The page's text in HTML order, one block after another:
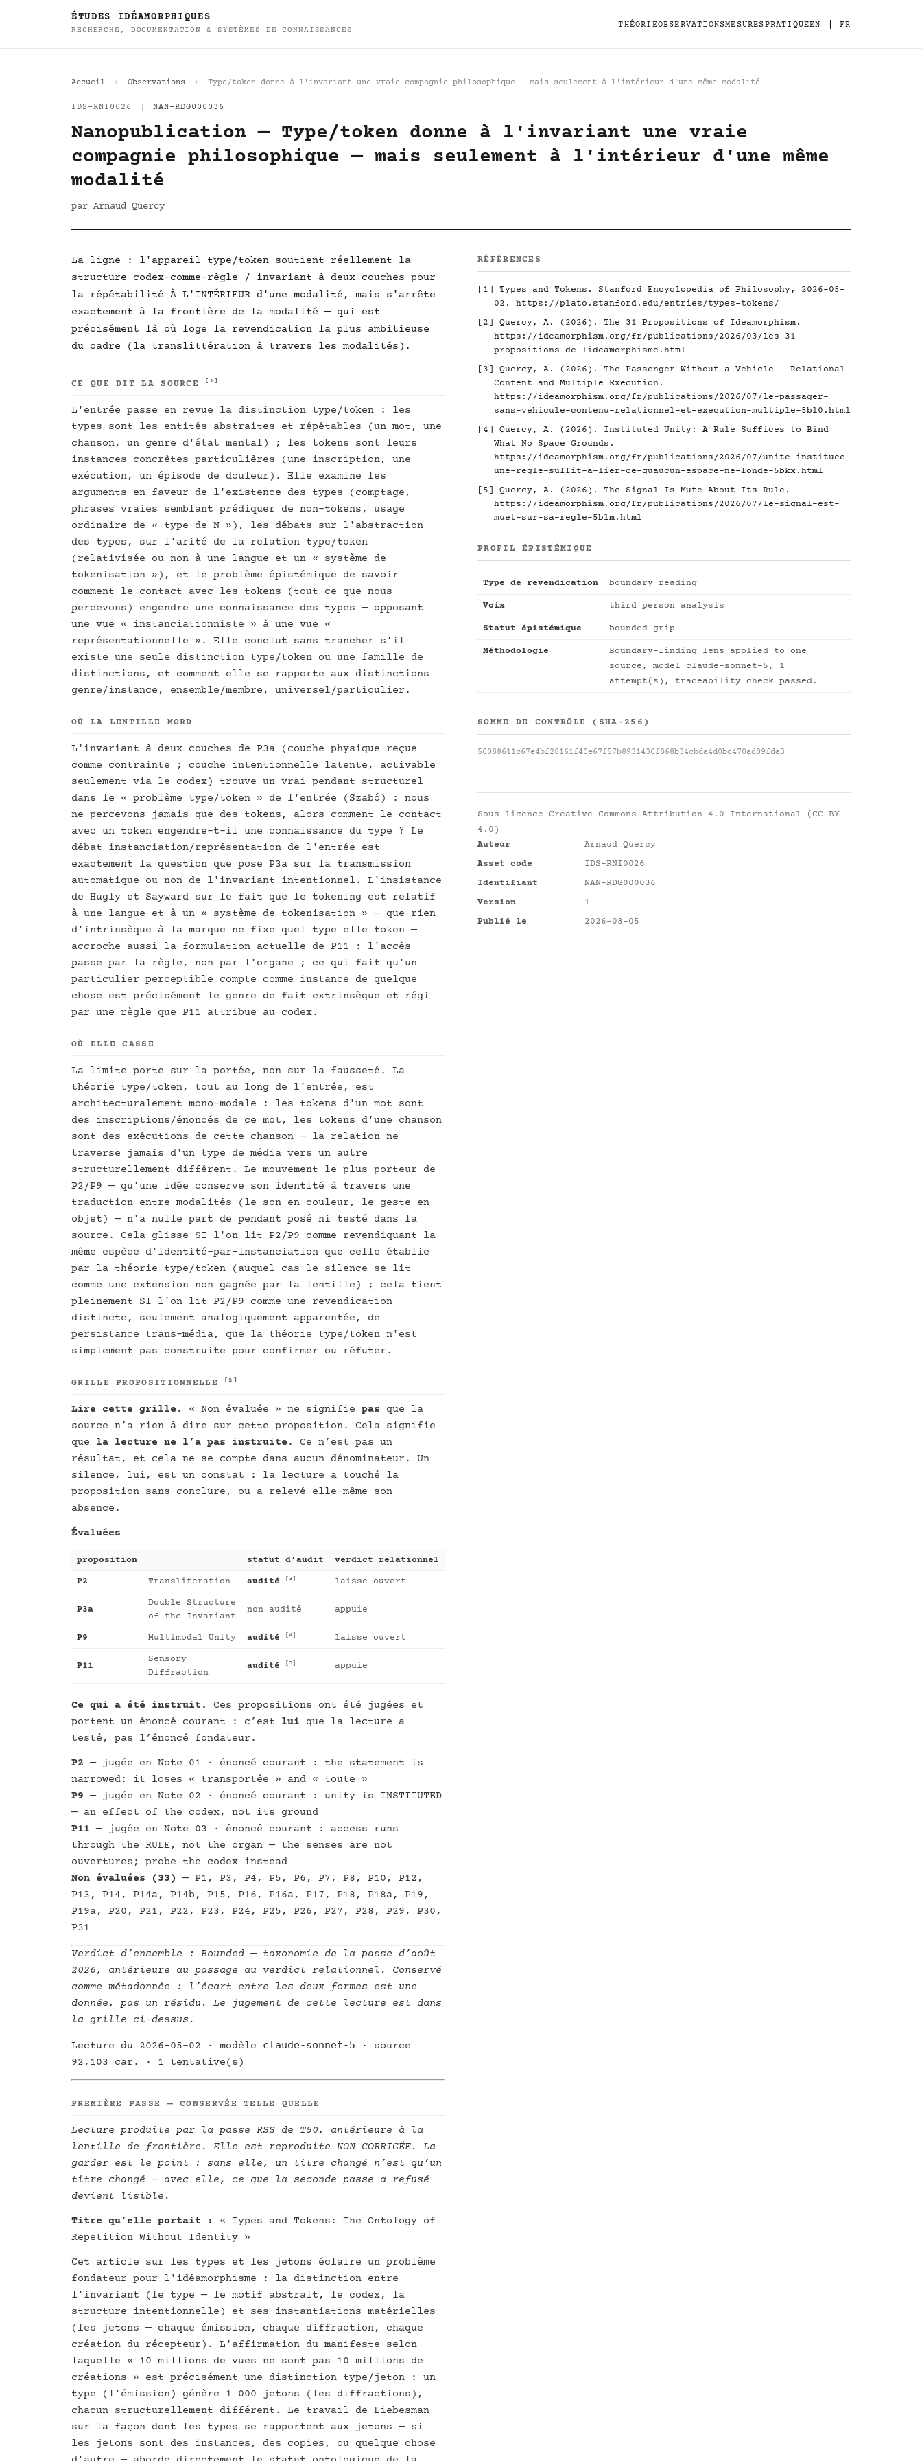
ÉTUDES IDÉAMORPHIQUES
RECHERCHE, DOCUMENTATION & SYSTÈMES DE CONNAISSANCES
THÉORIEOBSERVATIONSMESURESPRATIQUEEN FR
Accueil Observations Type/token donne à l'invariant une vraie compagnie philosophique — mais seulement à l'intérieur d'une même modalité
IDS-RNI0026 NAN-RDG000036
Nanopublication — Type/token donne à l'invariant une vraie
compagnie philosophique — mais seulement à l'intérieur d'une même
modalité
par Arnaud Quercy
La ligne : l'appareil type/token soutient réellement la
structure codex-comme-règle / invariant à deux couches pour
la répétabilité À L'INTÉRIEUR d'une modalité, mais s'arrête
exactement à la frontière de la modalité — qui est
précisément là où loge la revendication la plus ambitieuse
du cadre (la translittération à travers les modalités).
CE QUE DIT LA SOURCE [1]
L'entrée passe en revue la distinction type/token : les
types sont les entités abstraites et répétables (un mot, une
chanson, un genre d'état mental) ; les tokens sont leurs
instances concrètes particulières (une inscription, une
exécution, un épisode de douleur). Elle examine les
arguments en faveur de l'existence des types (comptage,
phrases vraies semblant prédiquer de non-tokens, usage
ordinaire de « type de N »), les débats sur l'abstraction
des types, sur l'arité de la relation type/token
(relativisée ou non à une langue et un « système de
tokenisation »), et le problème épistémique de savoir
comment le contact avec les tokens (tout ce que nous
percevons) engendre une connaissance des types — opposant
une vue « instanciationniste » à une vue «
représentationnelle ». Elle conclut sans trancher s'il
existe une seule distinction type/token ou une famille de
distinctions, et comment elle se rapporte aux distinctions
genre/instance, ensemble/membre, universel/particulier.
OÙ LA LENTILLE MORD
L'invariant à deux couches de P3a (couche physique reçue
comme contrainte ; couche intentionnelle latente, activable
seulement via le codex) trouve un vrai pendant structurel
dans le « problème type/token » de l'entrée (Szabó) : nous
ne percevons jamais que des tokens, alors comment le contact
avec un token engendre-t-il une connaissance du type ? Le
débat instanciation/représentation de l'entrée est
exactement la question que pose P3a sur la transmission
automatique ou non de l'invariant intentionnel. L'insistance
de Hugly et Sayward sur le fait que le tokening est relatif
à une langue et à un « système de tokenisation » — que rien
d'intrinsèque à la marque ne fixe quel type elle token —
accroche aussi la formulation actuelle de P11 : l'accès
passe par la règle, non par l'organe ; ce qui fait qu'un
particulier perceptible compte comme instance de quelque
chose est précisément le genre de fait extrinsèque et régi
par une règle que P11 attribue au codex.
OÙ ELLE CASSE
La limite porte sur la portée, non sur la fausseté. La
théorie type/token, tout au long de l'entrée, est
architecturalement mono-modale : les tokens d'un mot sont
des inscriptions/énoncés de ce mot, les tokens d'une chanson
sont des exécutions de cette chanson — la relation ne
traverse jamais d'un type de média vers un autre
structurellement différent. Le mouvement le plus porteur de
P2/P9 — qu'une idée conserve son identité à travers une
traduction entre modalités (le son en couleur, le geste en
objet) — n'a nulle part de pendant posé ni testé dans la
source. Cela glisse SI l'on lit P2/P9 comme revendiquant la
même espèce d'identité-par-instanciation que celle établie
par la théorie type/token (auquel cas le silence se lit
comme une extension non gagnée par la lentille) ; cela tient
pleinement SI l'on lit P2/P9 comme une revendication
distincte, seulement analogiquement apparentée, de
persistance trans-média, que la théorie type/token n'est
simplement pas construite pour confirmer ou réfuter.
GRILLE PROPOSITIONNELLE [2]
Lire cette grille. « Non évaluée » ne signifie pas que la
source n’a rien à dire sur cette proposition. Cela signifie
que la lecture ne l’a pas instruite . Ce n’est pas un
résultat, et cela ne se compte dans aucun dénominateur. Un
silence, lui, est un constat : la lecture a touché la
proposition sans conclure, ou a relevé elle-même son
absence.
Évaluées
proposition statut d’audit verdict relationnel
P2 Transliteration audité [3] laisse ouvert
P3a
Double Structure
of the Invariant
non audité appuie
P9 Multimodal Unity audité [4] laisse ouvert
P11
Sensory
Diffraction
audité [5] appuie
Ce qui a été instruit.
Ces propositions ont été jugées et
portent un énoncé courant : c’est lui que la lecture a
testé, pas l’énoncé fondateur.
P2 — jugée en Note 01 · énoncé courant : the statement is
narrowed: it loses « transportée » and « toute »
P9 — jugée en Note 02 · énoncé courant : unity is INSTITUTED
— an effect of the codex, not its ground
P11 — jugée en Note 03 · énoncé courant : access runs
through the RULE, not the organ — the senses are not
ouvertures; probe the codex instead
Non évaluées (33) — P1, P3, P4, P5, P6, P7, P8, P10, P12,
P13, P14, P14a, P14b, P15, P16, P16a, P17, P18, P18a, P19,
P19a, P20, P21, P22, P23, P24, P25, P26, P27, P28, P29, P30,
P31
Verdict d’ensemble : Bounded — taxonomie de la passe d’août
2026, antérieure au passage au verdict relationnel. Conservé
comme métadonnée : l’écart entre les deux formes est une
donnée, pas un résidu. Le jugement de cette lecture est dans
la grille ci-dessus.
Lecture du 2026-05-02 · modèle claude-sonnet-5 · source
92,103 car. · 1 tentative(s)
PREMIÈRE PASSE — CONSERVÉE TELLE QUELLE
Lecture produite par la passe RSS de T50, antérieure à la
lentille de frontière. Elle est reproduite NON CORRIGÉE. La
garder est le point : sans elle, un titre changé n’est qu’un
titre changé — avec elle, ce que la seconde passe a refusé
devient lisible.
Titre qu’elle portait :
« Types and Tokens: The Ontology of
Repetition Without Identity »
Cet article sur les types et les jetons éclaire un problème
fondateur pour l'idéamorphisme : la distinction entre
l'invariant (le type — le motif abstrait, le codex, la
structure intentionnelle) et ses instantiations matérielles
(les jetons — chaque émission, chaque diffraction, chaque
création du récepteur). L'affirmation du manifeste selon
laquelle « 10 millions de vues ne sont pas 10 millions de
créations » est précisément une distinction type/jeton : un
type (l'émission) génère 1 000 jetons (les diffractions),
chacun structurellement différent. Le travail de Liebesman
sur la façon dont les types se rapportent aux jetons — si
les jetons sont des instances, des copies, ou quelque chose
RÉFÉRENCES
[1]
Types and Tokens. Stanford Encyclopedia of Philosophy, 2026-05-
02. https://plato.stanford.edu/entries/types-tokens/
[2]
Quercy, A. (2026). The 31 Propositions of Ideamorphism.
https://ideamorphism.org/fr/publications/2026/03/les-31-
propositions-de-lideamorphisme.html
[3]
Quercy, A. (2026). The Passenger Without a Vehicle — Relational
Content and Multiple Execution.
https://ideamorphism.org/fr/publications/2026/07/le-passager-
sans-vehicule-contenu-relationnel-et-execution-multiple-5bl0.html
[4]
Quercy, A. (2026). Instituted Unity: A Rule Suffices to Bind
What No Space Grounds.
https://ideamorphism.org/fr/publications/2026/07/unite-instituee-
une-regle-suffit-a-lier-ce-quaucun-espace-ne-fonde-5bkx.html
[5]
Quercy, A. (2026). The Signal Is Mute About Its Rule.
https://ideamorphism.org/fr/publications/2026/07/le-signal-est-
muet-sur-sa-regle-5blm.html
PROFIL ÉPISTÉMIQUE
Type de revendication boundary reading
Voix third person analysis
Statut épistémique bounded grip
Méthodologie
Boundary-finding lens applied to one
source, model claude-sonnet-5, 1
attempt(s), traceability check passed.
SOMME DE CONTRÔLE (SHA-256)
50088611c67e4bf28161f40e67f57b8931430f868b34cbda4d0bc470ad09fda3
Sous licence Creative Commons Attribution 4.0 International (CC BY
4.0)
Auteur
Arnaud Quercy
Asset code
IDS-RNI0026
Identifiant
NAN-RDG000036
Version
1
Publié le
2026-08-05